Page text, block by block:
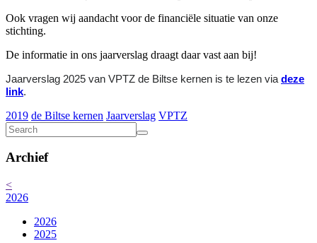
Ook vragen wij aandacht voor de financiële situatie van onze
stichting.
De informatie in ons jaarverslag draagt daar vast aan bij!
Jaarverslag 2025 van VPTZ de Biltse kernen is te lezen via deze
link.
2019 de Biltse kernen Jaarverslag VPTZ
Archief
<
2026
2026
2025